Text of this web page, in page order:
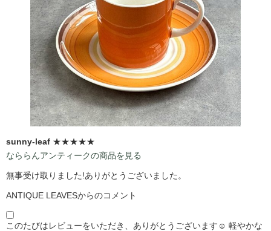
sunny-leaf ★★★★★
なららんアンティークの商品を見る
無事受け取りました!ありがとうございました。
ANTIQUE LEAVESからのコメント
このたびはレビューをいただき、ありがとうございます☺️ 軽やかな